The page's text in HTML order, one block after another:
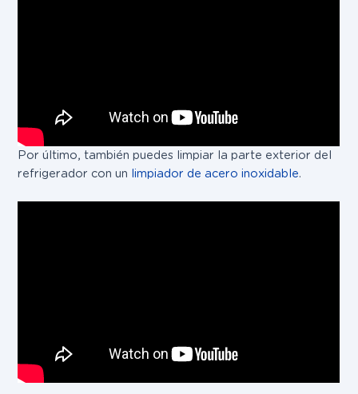
Por último, también puedes limpiar la parte exterior del
refrigerador con un limpiador de acero inoxidable.